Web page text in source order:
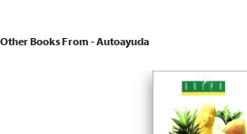
Other Books From - Autoayuda